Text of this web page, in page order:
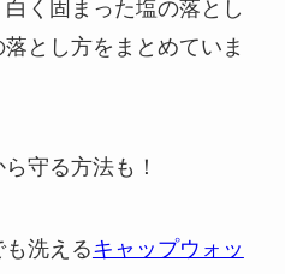
く固まった塩の落とし
とし方をまとめていま
守る方法も！
洗えるキャップウォッ